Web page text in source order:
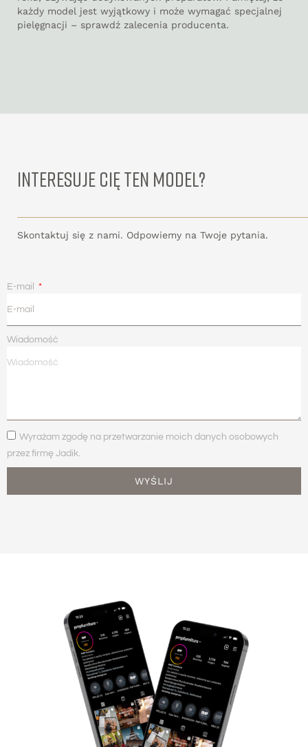
każdy model jest wyjątkowy i może wymagać specjalnej
pielęgnacji – sprawdź zalecenia producenta.
INTERESUJE CIĘ TEN MODEL?
Skontaktuj się z nami. Odpowiemy na Twoje pytania.
E-mail
Wiadomość
Wyrażam zgodę na przetwarzanie moich danych osobowych
przez firmę Jadik.
WYŚLIJ